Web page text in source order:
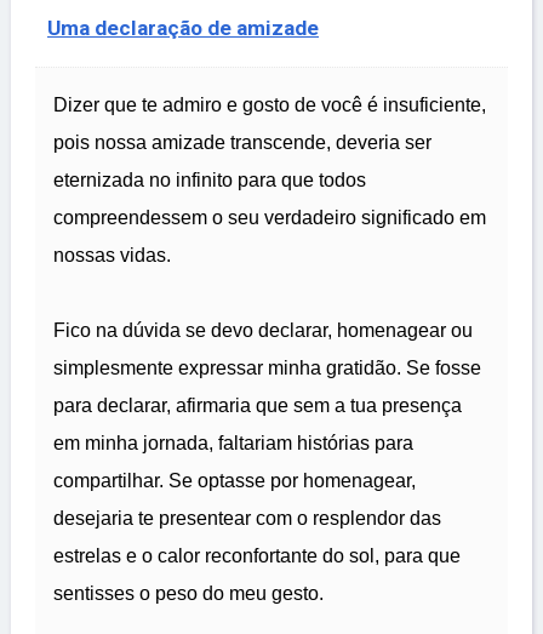
Uma declaração de amizade
Dizer que te admiro e gosto de você é insuficiente,
pois nossa amizade transcende, deveria ser
eternizada no infinito para que todos
compreendessem o seu verdadeiro significado em
nossas vidas.
Fico na dúvida se devo declarar, homenagear ou
simplesmente expressar minha gratidão. Se fosse
para declarar, afirmaria que sem a tua presença
em minha jornada, faltariam histórias para
compartilhar. Se optasse por homenagear,
desejaria te presentear com o resplendor das
estrelas e o calor reconfortante do sol, para que
sentisses o peso do meu gesto.